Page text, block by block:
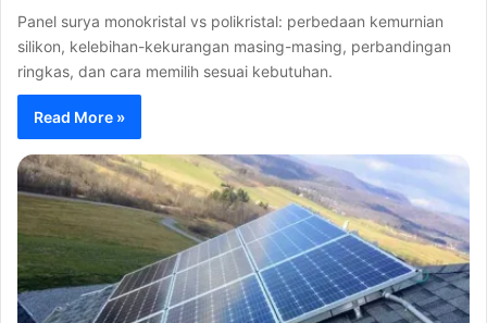
Panel surya monokristal vs polikristal: perbedaan kemurnian
silikon, kelebihan-kekurangan masing-masing, perbandingan
ringkas, dan cara memilih sesuai kebutuhan.
Read More »